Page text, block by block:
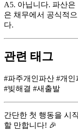
A5. 아닙니다. 파산
은 채무에서 공식적
다.
관련 태그
#파주개인파산 #개인
#빚해결 #새출발
간단한 첫 행동을 시
할 만합니다! 🎉